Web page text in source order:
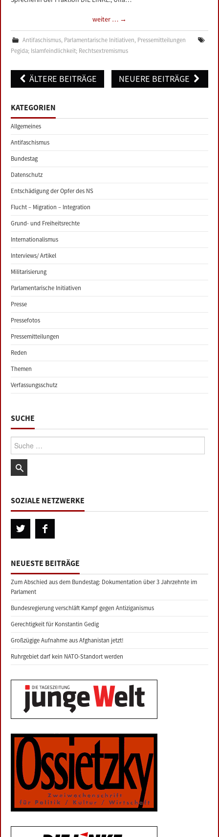
weiter … →
Antifaschismus, Parlamentarische Initiativen, Pressemitteilungen
Pegida; Islamfeindlichkeit; Rechtsextremismus
Post
navigation
ÄLTERE BEITRÄGE NEUERE BEITRÄGE
KATEGORIEN
Allgemeines
Antifaschismus
Bundestag
Datenschutz
Entschädigung der Opfer des NS
Flucht – Migration – Integration
Grund- und Freiheitsrechte
Internationalismus
Interviews/ Artikel
Militarisierung
Parlamentarische Initiativen
Presse
Pressefotos
Pressemitteilungen
Reden
Themen
Verfassungsschutz
SUCHE
Suche:
SOZIALE NETZWERKE
NEUESTE BEITRÄGE
Zum Abschied aus dem Bundestag: Dokumentation über 3 Jahrzehnte im
Parlament
Bundesregierung verschläft Kampf gegen Antiziganismus
Gerechtigkeit für Konstantin Gedig
Großzügige Aufnahme aus Afghanistan jetzt!
Ruhrgebiet darf kein NATO-Standort werden